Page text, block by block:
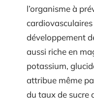
l’organisme à
développement
aussi riche en
potassium,
attribue même
du taux de sucre